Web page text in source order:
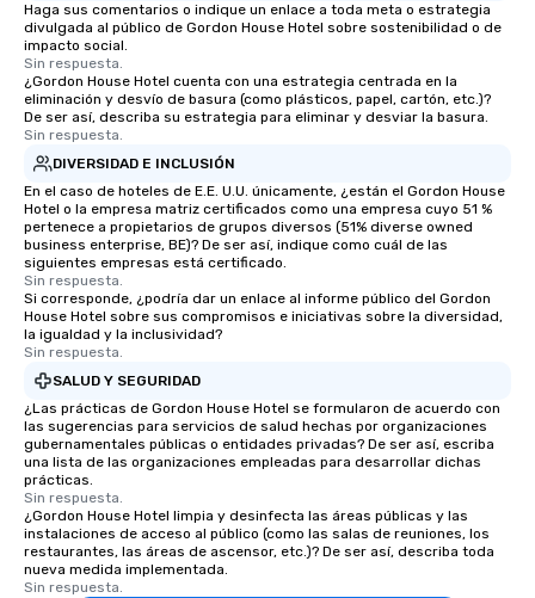
Haga sus comentarios o indique un enlace a toda meta o estrategia
divulgada al público de Gordon House Hotel sobre sostenibilidad o de
impacto social.
Sin respuesta.
¿Gordon House Hotel cuenta con una estrategia centrada en la
eliminación y desvío de basura (como plásticos, papel, cartón, etc.)?
De ser así, describa su estrategia para eliminar y desviar la basura.
Sin respuesta.
DIVERSIDAD E INCLUSIÓN
En el caso de hoteles de E.E. U.U. únicamente, ¿están el Gordon House
Hotel o la empresa matriz certificados como una empresa cuyo 51 %
pertenece a propietarios de grupos diversos (51% diverse owned
business enterprise, BE)? De ser así, indique como cuál de las
siguientes empresas está certificado.
Sin respuesta.
Si corresponde, ¿podría dar un enlace al informe público del Gordon
House Hotel sobre sus compromisos e iniciativas sobre la diversidad,
la igualdad y la inclusividad?
Sin respuesta.
SALUD Y SEGURIDAD
¿Las prácticas de Gordon House Hotel se formularon de acuerdo con
las sugerencias para servicios de salud hechas por organizaciones
gubernamentales públicas o entidades privadas? De ser así, escriba
una lista de las organizaciones empleadas para desarrollar dichas
prácticas.
Sin respuesta.
¿Gordon House Hotel limpia y desinfecta las áreas públicas y las
instalaciones de acceso al público (como las salas de reuniones, los
restaurantes, las áreas de ascensor, etc.)? De ser así, describa toda
nueva medida implementada.
Sin respuesta.